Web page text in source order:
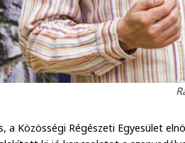
a Közösségi Régészeti Egyesület